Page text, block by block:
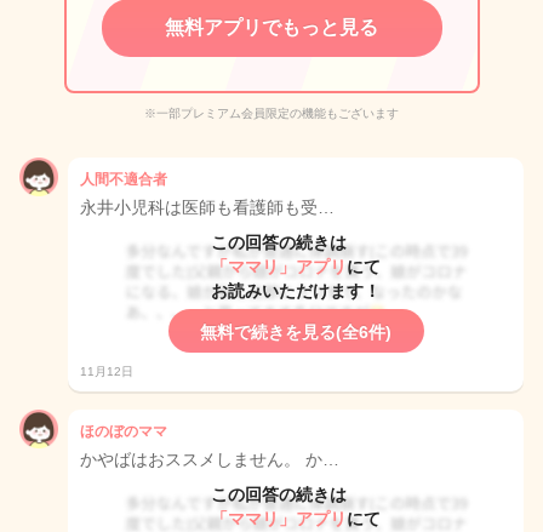
無料アプリでもっと見る
※一部プレミアム会員限定の機能もございます
人間不適合者
永井小児科は医師も看護師も受…
この回答の続きは
「ママリ」アプリ にて
お読みいただけます！
無料で続きを見る(全6件)
11月12日
ほのぼのママ
かやばはおススメしません。 か…
この回答の続きは
「ママリ」アプリ にて